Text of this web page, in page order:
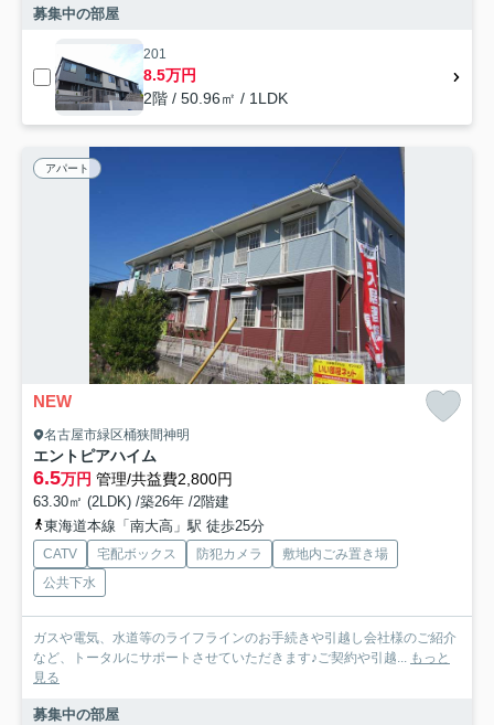
募集中の部屋
201
8.5万円
2階 / 50.96㎡ / 1LDK
アパート
NEW
名古屋市緑区桶狭間神明
エントピアハイム
6.5万円 管理/共益費2,800円
63.30㎡ (2LDK) /築26年 /2階建
東海道本線「南大高」駅 徒歩25分
CATV 宅配ボックス 防犯カメラ
敷地内ごみ置き場
公共下水
ガスや電気、水道等のライフラインのお手続きや引越し会社様のご紹介
など、トータルにサポートさせていただきます♪ご契約や引越... もっと
見る
募集中の部屋